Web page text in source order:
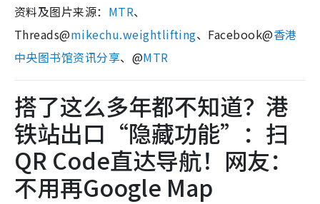
资料及图片来源： MTR、
Threads@mikechu.weightlifting、Facebook@香港
中央图书馆资讯分享、@MTR
搭了这么多年都不知道？港
铁站出口“隐藏功能”：扫
QR Code直达导航！网友：
不用再Google Map